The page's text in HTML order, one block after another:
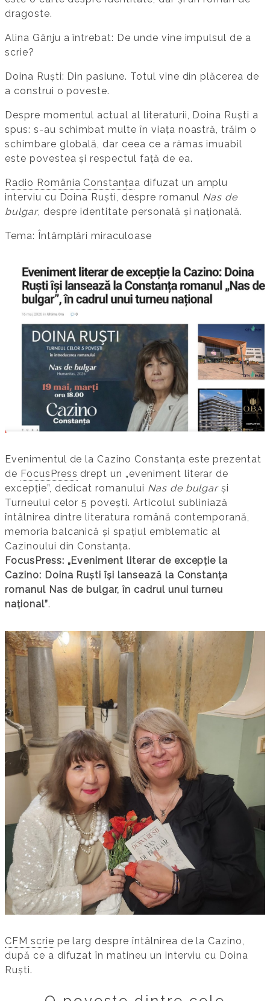
dragoste.
Alina Gânju a întrebat: De unde vine impulsul de a
scrie?
Doina Ruști: Din pasiune. Totul vine din plăcerea de
a construi o poveste.
Despre momentul actual al literaturii, Doina Ruști a
spus: s-au schimbat multe în viața noastră, trăim o
schimbare globală, dar ceea ce a rămas imuabil
este povestea și respectul față de ea.
Radio România Constanțaa difuzat un amplu
interviu cu Doina Ruști, despre romanul Nas de
bulgar, despre identitate personală și națională.
Tema: Întâmplări miraculoase
Evenimentul de la Cazino Constanța este prezentat
de FocusPress drept un „eveniment literar de
excepție”, dedicat romanului Nas de bulgarși
Turneului celor 5 povești. Articolul subliniază
întâlnirea dintre literatura română contemporană,
memoria balcanică și spațiul emblematic al
Cazinoului din Constanța.
FocusPress: „Eveniment literar de excepție la
Cazino: Doina Ruști își lansează la Constanța
romanul Nas de bulgar, în cadrul unui turneu
național”.
CFM scrie pe larg despre întâlnirea de la Cazino,
după ce a difuzat în matineu un interviu cu Doina
Ruști.